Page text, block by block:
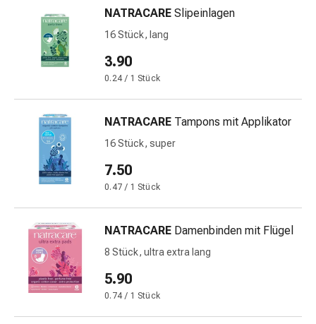
Augenentzündungen
Augenhygiene
Herz
Kompressions-
Strümpfe
Kreislaufbeschwerden
Rauchstopp
Herznerven-
Störung
Gedächtnis-
Konzentrationsstörung
Allergien
&
NATRACARE Slipeinlagen
16 Stück, lang
3.90
0.24 / 1 Stück
NATRACARE Tampons mit Applikator
16 Stück, super
7.50
0.47 / 1 Stück
NATRACARE Damenbinden mit Flügel
8 Stück, ultra extra lang
5.90
0.74 / 1 Stück